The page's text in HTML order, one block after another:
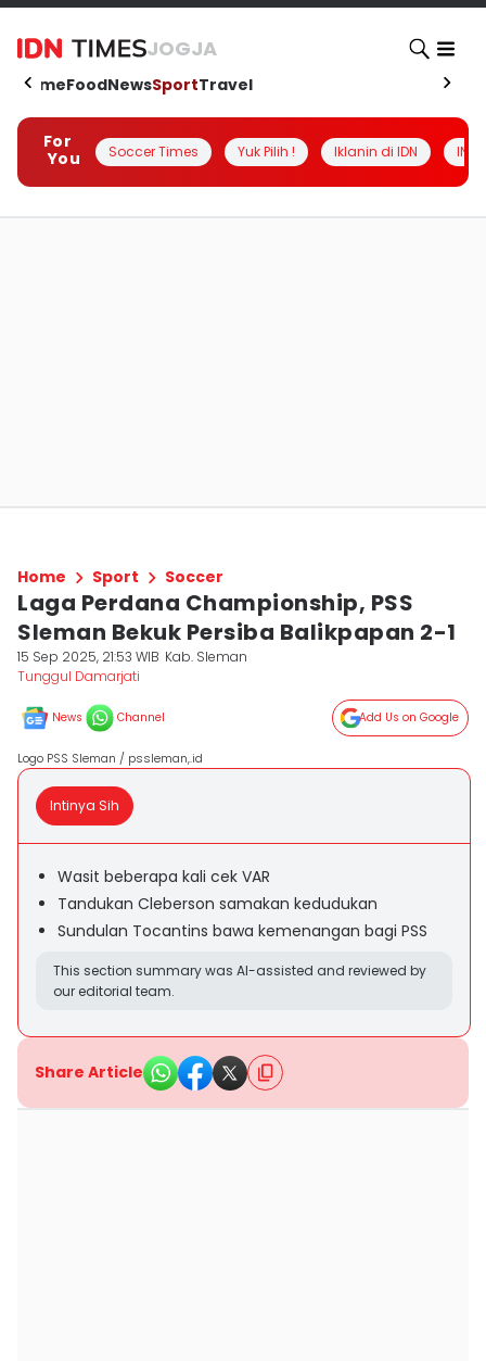
JOGJA
HomeFoodNewsSportTravel
For
You
Soccer Times Yuk Pilih ! Iklanin di IDN
Home Sport Soccer
Laga Perdana Championship, PSS
Sleman Bekuk Persiba Balikpapan 2-1
15 Sep 2025, 21:53 WIB Kab. Sleman
Tunggul Damarjati
News Channel Add Us on Google
Logo PSS Sleman / pssleman,.id
Intinya Sih
Wasit beberapa kali cek VAR
Tandukan Cleberson samakan kedudukan
Sundulan Tocantins bawa kemenangan bagi PSS
This section summary was AI-assisted and reviewed by
our editorial team.
Share Article